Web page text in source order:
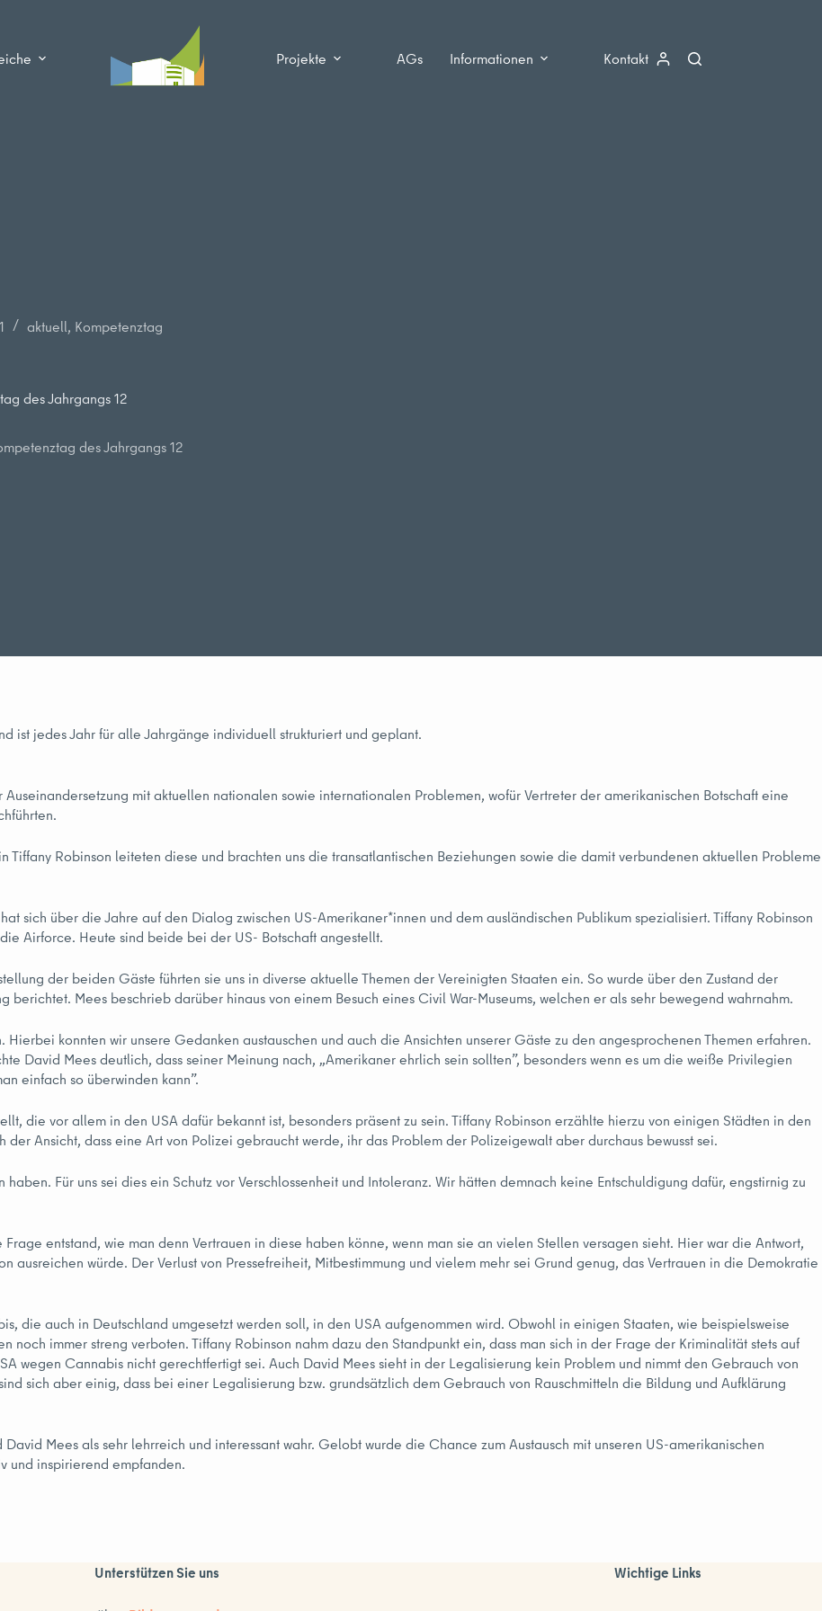
Projekte AGs Informationen Kontakt
aktuell, Kompetenztag
des Jahrgangs 12
des Jahrgangs 12
ist jedes Jahr für alle Jahrgänge individuell strukturiert und geplant.
mit aktuellen nationalen sowie internationalen Problemen, wofür Vertreter der amerikanischen Botschaft eine
Robinson leiteten diese und brachten uns die transatlantischen Beziehungen sowie die damit verbundenen aktuellen Probleme
sich über die Jahre auf den Dialog zwischen US-Amerikaner*innen und dem ausländischen Publikum spezialisiert. Tiffany Robinson
Airforce. Heute sind beide bei der US- Botschaft angestellt.
der beiden Gäste führten sie uns in diverse aktuelle Themen der Vereinigten Staaten ein. So wurde über den Zustand der
berichtet. Mees beschrieb darüber hinaus von einem Besuch eines Civil War-Museums, welchen er als sehr bewegend wahrnahm.
konnten wir unsere Gedanken austauschen und auch die Ansichten unserer Gäste zu den angesprochenen Themen erfahren.
David Mees deutlich, dass seiner Meinung nach, „Amerikaner ehrlich sein sollten”, besonders wenn es um die weiße Privilegien
einfach so überwinden kann”.
die vor allem in den USA dafür bekannt ist, besonders präsent zu sein. Tiffany Robinson erzählte hierzu von einigen Städten in den
Ansicht, dass eine Art von Polizei gebraucht werde, ihr das Problem der Polizeigewalt aber durchaus bewusst sei.
Für uns sei dies ein Schutz vor Verschlossenheit und Intoleranz. Wir hätten demnach keine Entschuldigung dafür, engstirnig zu
entstand, wie man denn Vertrauen in diese haben könne, wenn man sie an vielen Stellen versagen sieht. Hier war die Antwort,
ausreichen würde. Der Verlust von Pressefreiheit, Mitbestimmung und vielem mehr sei Grund genug, das Vertrauen in die Demokratie
die auch in Deutschland umgesetzt werden soll, in den USA aufgenommen wird. Obwohl in einigen Staaten, wie beispielsweise
noch immer streng verboten. Tiffany Robinson nahm dazu den Standpunkt ein, dass man sich in der Frage der Kriminalität stets auf
wegen Cannabis nicht gerechtfertigt sei. Auch David Mees sieht in der Legalisierung kein Problem und nimmt den Gebrauch von
sich aber einig, dass bei einer Legalisierung bzw. grundsätzlich dem Gebrauch von Rauschmitteln die Bildung und Aufklärung
Mees als sehr lehrreich und interessant wahr. Gelobt wurde die Chance zum Austausch mit unseren US-amerikanischen
und inspirierend empfanden.
Unterstützen Sie uns Wichtige Links